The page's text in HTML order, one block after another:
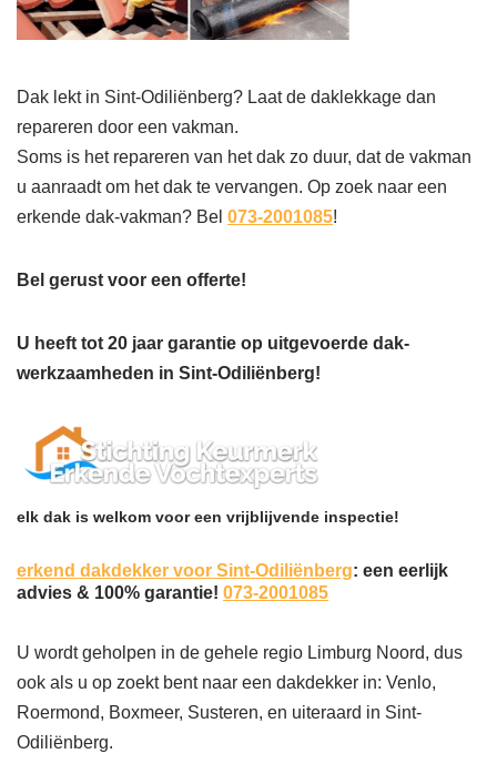
Dak lekt in Sint-Odiliënberg? Laat de daklekkage dan
repareren door een vakman.
Soms is het repareren van het dak zo duur, dat de vakman
u aanraadt om het dak te vervangen. Op zoek naar een
erkende dak-vakman? Bel 073-2001085!
Bel gerust voor een offerte!
U heeft tot 20 jaar garantie op uitgevoerde dak-
werkzaamheden in Sint-Odiliënberg!
elk dak is welkom voor een vrijblijvende inspectie!
erkend dakdekker voor Sint-Odiliënberg: een eerlijk
advies & 100% garantie! 073-2001085
U wordt geholpen in de gehele regio Limburg Noord, dus
ook als u op zoekt bent naar een dakdekker in: Venlo,
Roermond, Boxmeer, Susteren, en uiteraard in Sint-
Odiliënberg.